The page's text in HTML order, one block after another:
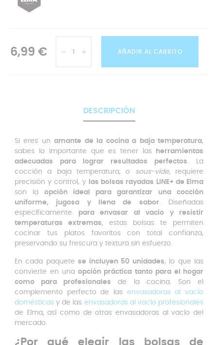
6,99 € AÑADIR AL CARRITO
DESCRIPCIÓN
Si eres unamante de la cocina a baja temperatura,
sabes lo importante que es tener las herramientas
adecuadas para lograr resultados perfectos. La
cocción a baja temperatura, o sous-vide, requiere
precisión y control, y
las bolsas rayadas LINE+ de Elma
son la opción ideal para garantizar una cocción
uniforme, jugosa y llena de sabor. Diseñadas
específicamente
para envasar al vacío y resistir
temperaturas extremas, estas bolsas te permiten
cocinar tus platos favoritos con total confianza,
preservando su frescura y textura sin esfuerzo.
En cada paquetese incluyen 50 unidades, lo que las
convierte en una opción práctica tanto para el hogar
como para profesionales de la cocina. Son el
complemento perfecto de las envasadoras al vacío
domésticas y de las envasadoras al vacío profesionales
de Elma, así como de otras envasadoras al vacío del
mercado.
¿Por qué elegir las bolsas de